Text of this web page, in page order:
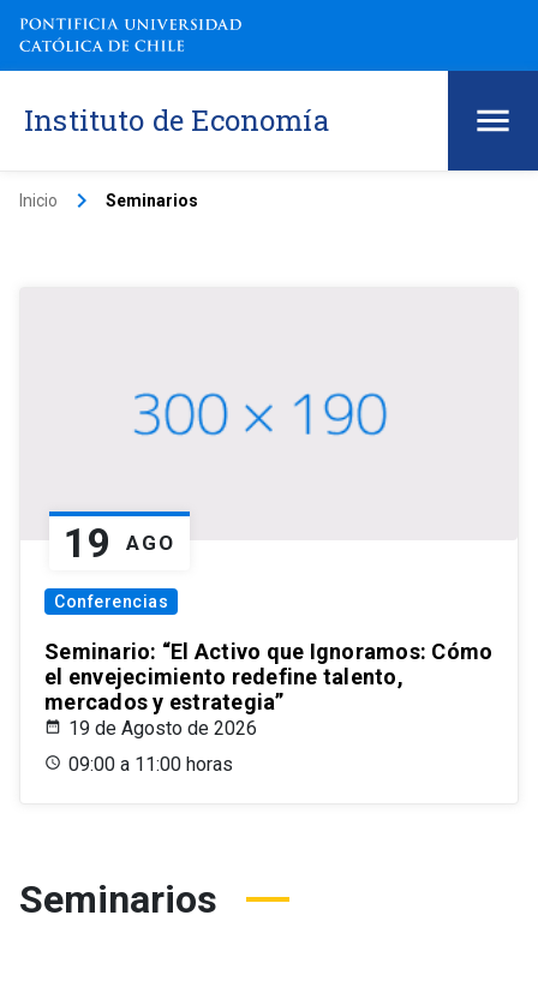
Instituto de Economía
Inicio keyboard_arrow_right Seminarios
19 AGO
Conferencias
Seminario: “El Activo que Ignoramos: Cómo
el envejecimiento redefine talento,
mercados y estrategia”
19 de Agosto de 2026
09:00 a 11:00 horas
Seminarios